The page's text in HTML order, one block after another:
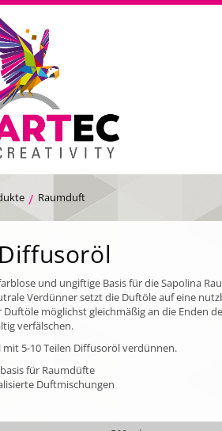
Raumduft
und ungiftige Basis für die Sapolina
Verdünner setzt die Duftöle auf eine
möglichst gleichmäßig an die Enden
verfälschen.
mit 5-10 Teilen Diffusoröl verdünnen.
für Raumdüfte
Duftmischungen